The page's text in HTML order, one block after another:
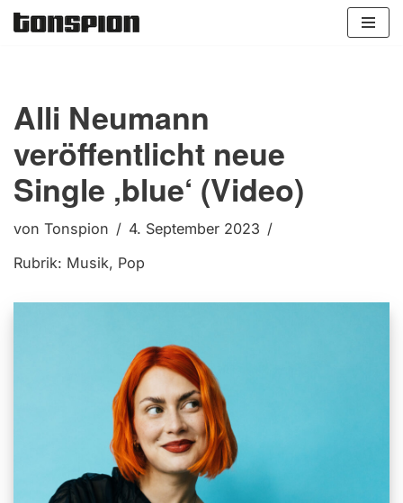
Alli Neumann
veröffentlicht neue
Single ‚blue‘ (Video)
von Tonspion
4. September 2023
Rubrik: Musik, Pop